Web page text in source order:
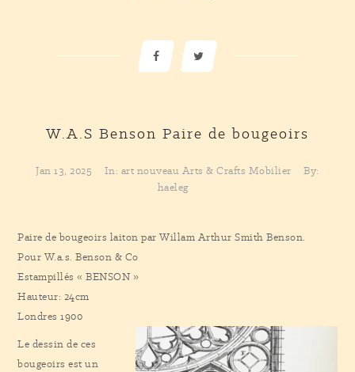
W.A.S Benson Paire de bougeoirs
Jan 13, 2025 In: art nouveau Arts & Crafts Mobilier
By:
haeleg
Paire de bougeoirs laiton par Willam Arthur Smith Benson.
Pour W.a.s. Benson & Co
Estampillés « BENSON »
Hauteur: 24cm
Londres 1900
Le dessin de ces
bougeoirs est un